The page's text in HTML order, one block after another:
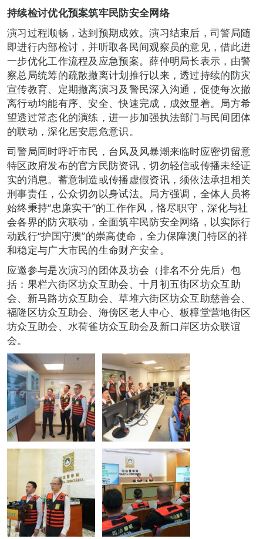
持续检讨优化预案筑牢民防安全网络
演习过程顺畅，达到预期成效。演习结束后，司警局随
即进行内部检讨，并听取各民间观察员的意见，借此进
一步优化工作流程及应急预案。薛仲明局长表示，由警
察总局统筹的疏散撤离计划推行以来，透过持续的防灾
宣传教育、定期撤离演习及警民深入沟通，促使每次撤
离行动均能有序、安全、快速完成，成效显着。局方希
望透过常态化的演练，进一步加强执法部门与民间团体
的联动，深化居安思危意识。
司警局同时呼吁市民，台风及风暴潮来临时应密切留意
特区政府发布的官方民防资讯，切勿轻信或传播未经证
实的消息。蓄意制造或传播虚假资讯，须依法承担相关
刑事责任，公众切勿以身试法。局方强调，全体人员将
始终秉持“忠廉实干”的工作作风，恪尽职守，深化与社
会各界的防灾联动，全面筑牢民防安全网络，以实际行
动践行“护国守澳”的崇高使命，全力保障澳门特区的祥
和稳定与广大市民的生命财产安全。
应邀参与是次演习的团体及坊会（排名不分先后）包
括：果栏六街区坊众互助会、十月初五街区坊众互助
会、新马路坊众互助会、草堆六街区坊众互助慈善会、
福隆区坊众互助会、海傍区老人中心、板樟堂营地街区
坊众互助会、水荷雀坊众互助会及新口岸区坊众联谊
会。